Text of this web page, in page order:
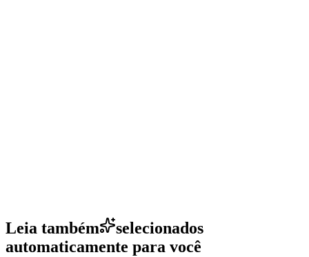
Leia também
selecionados
automaticamente para você